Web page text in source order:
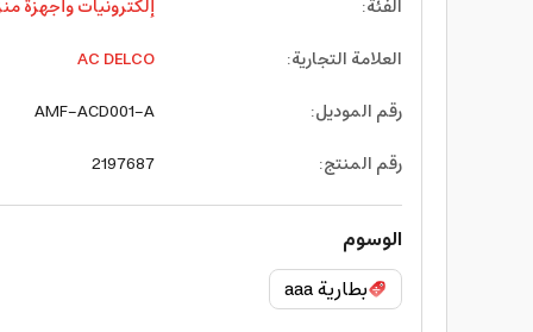
الفئة:
إلكترونيات وأجهزة
العلامة التجارية:
AC DELCO
رقم الموديل:
AMF-ACD001-A
رقم المنتج:
2197687
الوسوم
بطارية aaa